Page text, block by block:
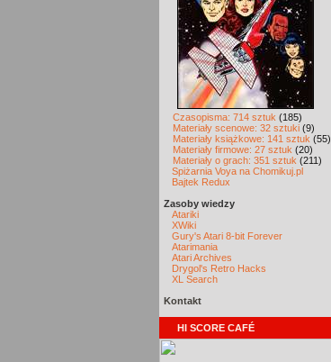
Czasopisma: 714 sztuk (185)
Materiały scenowe: 32 sztuki (9)
Materiały książkowe: 141 sztuk (55)
Materiały firmowe: 27 sztuk (20)
Materiały o grach: 351 sztuk (211)
Spiżarnia Voya na Chomikuj.pl
Bajtek Redux
Zasoby wiedzy
Atariki
XWiki
Gury's Atari 8-bit Forever
Atarimania
Atari Archives
Drygol's Retro Hacks
XL Search
Kontakt
HI SCORE CAFÉ